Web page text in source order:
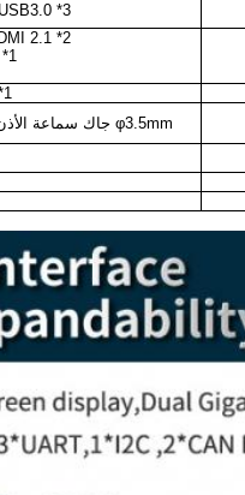
3* USB3.0 من النوع A HOST + 1* USB3.1 OTG من النوع C
2* HDMI 2.1 من النوع A تصل إلى 8K@60fps أو 4K@120fps
1* HDMI من النوع A 1.4 حتى 1080P@60fps
1* HDMI-IN ((4K@60fps) ، دعم HDCP 2.3
φ3.5mm جاك سماعة الأذن مع صوت L / R خارج؛ φ3.5mm جاك الميكروفون مع ميكروفون في